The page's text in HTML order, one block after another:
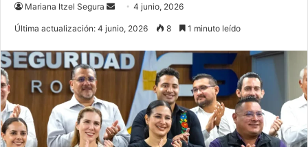
Mariana Itzel Segura
Send4 junio, 2026
Última actualización: 4 junio, 2026 8 1 minuto leído